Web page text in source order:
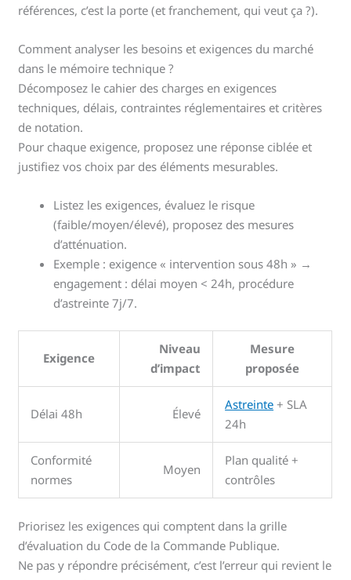
références, c’est la porte (et franchement, qui veut ça ?).
Comment analyser les besoins et exigences du marché
dans le mémoire technique ?
Décomposez le cahier des charges en exigences
techniques, délais, contraintes réglementaires et critères
de notation.
Pour chaque exigence, proposez une réponse ciblée et
justifiez vos choix par des éléments mesurables.
Listez les exigences, évaluez le risque
(faible/moyen/élevé), proposez des mesures
d’atténuation.
Exemple : exigence « intervention sous 48h » →
engagement : délai moyen < 24h, procédure
d’astreinte 7j/7.
Exigence
Niveau
d’impact
Mesure
proposée
Délai 48h Élevé
Astreinte + SLA
24h
Conformité
normes
Moyen
Plan qualité +
contrôles
Priorisez les exigences qui comptent dans la grille
d’évaluation du Code de la Commande Publique.
Ne pas y répondre précisément, c’est l’erreur qui revient le